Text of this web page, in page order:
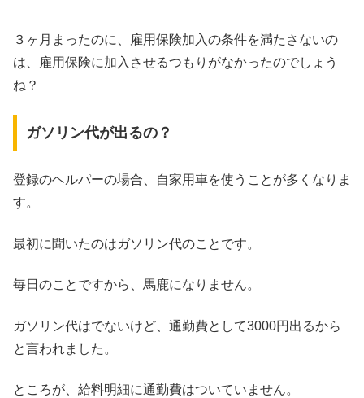
３ヶ月まったのに、雇用保険加入の条件を満たさないの
は、雇用保険に加入させるつもりがなかったのでしょう
ね？
ガソリン代が出るの？
登録のヘルパーの場合、自家用車を使うことが多くなりま
す。
最初に聞いたのはガソリン代のことです。
毎日のことですから、馬鹿になりません。
ガソリン代はでないけど、通勤費として3000円出るから
と言われました。
ところが、給料明細に通勤費はついていません。